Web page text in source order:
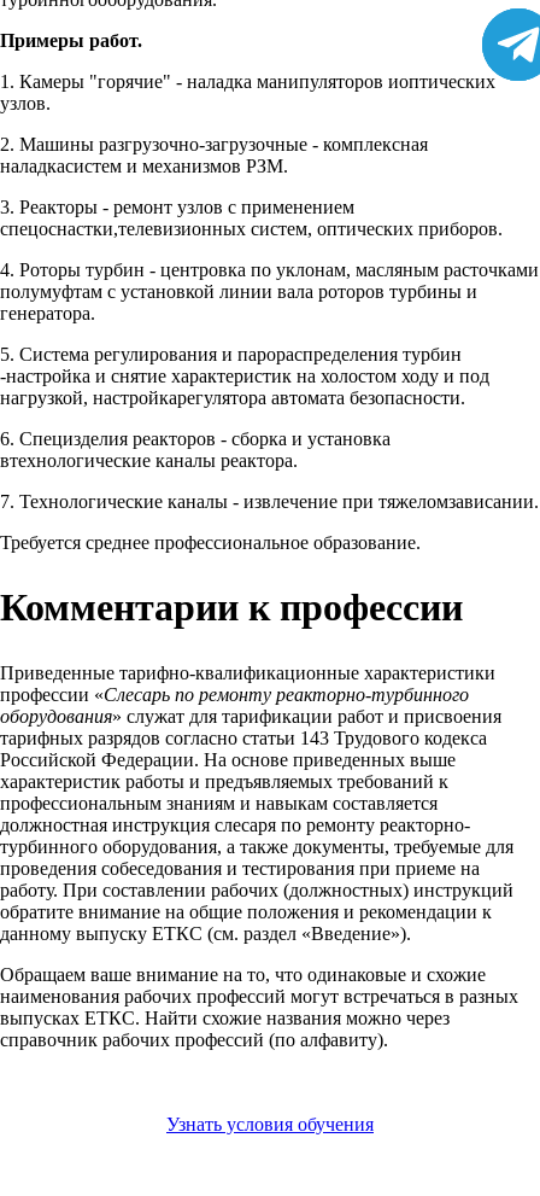
Примеры работ.
1. Камеры "горячие" - наладка манипуляторов иоптических
узлов.
2. Машины разгрузочно-загрузочные - комплексная
наладкасистем и механизмов РЗМ.
3. Реакторы - ремонт узлов с применением
спецоснастки,телевизионных систем, оптических приборов.
4. Роторы турбин - центровка по уклонам, масляным расточками
полумуфтам с установкой линии вала роторов турбины и
генератора.
5. Система регулирования и парораспределения турбин
-настройка и снятие характеристик на холостом ходу и под
нагрузкой, настройкарегулятора автомата безопасности.
6. Специзделия реакторов - сборка и установка
втехнологические каналы реактора.
7. Технологические каналы - извлечение при тяжеломзависании.
Требуется среднее профессиональное образование.
Комментарии к профессии
Приведенные тарифно-квалификационные характеристики
профессии «Слесарь по ремонту реакторно-турбинного
оборудования» служат для тарификации работ и присвоения
тарифных разрядов согласно статьи 143 Трудового кодекса
Российской Федерации. На основе приведенных выше
характеристик работы и предъявляемых требований к
профессиональным знаниям и навыкам составляется
должностная инструкция слесаря по ремонту реакторно-
турбинного оборудования, а также документы, требуемые для
проведения собеседования и тестирования при приеме на
работу. При составлении рабочих (должностных) инструкций
обратите внимание на общие положения и рекомендации к
данному выпуску ЕТКС (см. раздел «Введение»).
Обращаем ваше внимание на то, что одинаковые и схожие
наименования рабочих профессий могут встречаться в разных
выпусках ЕТКС. Найти схожие названия можно через
справочник рабочих профессий (по алфавиту).
Узнать условия обучения